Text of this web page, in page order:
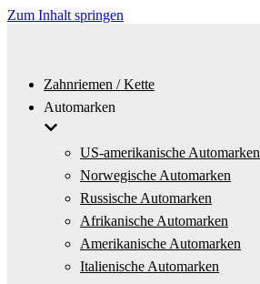
Zum Inhalt springen
Zahnriemen / Kette
Automarken
US-amerikanische Automarken
Norwegische Automarken
Russische Automarken
Afrikanische Automarken
Amerikanische Automarken
Italienische Automarken